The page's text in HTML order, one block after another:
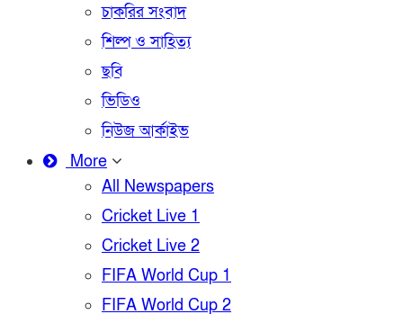
চাকরির সংবাদ
শিল্প ও সাহিত্য
ছবি
ভিডিও
নিউজ আর্কাইভ
More
All Newspapers
Cricket Live 1
Cricket Live 2
FIFA World Cup 1
FIFA World Cup 2